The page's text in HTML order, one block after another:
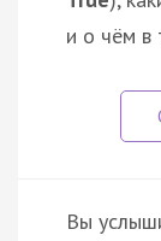
и о чём в
Вы